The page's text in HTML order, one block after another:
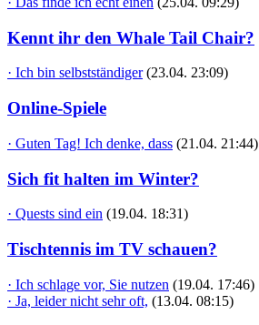
Kennt ihr den Whale Tail Chair?
· Ich bin selbstständiger (23.04. 23:09)
Online-Spiele
· Guten Tag! Ich denke, dass (21.04. 21:44)
Sich fit halten im Winter?
· Quests sind ein (19.04. 18:31)
Tischtennis im TV schauen?
· Ich schlage vor, Sie nutzen (19.04. 17:46)
· Ja, leider nicht sehr oft, (13.04. 08:15)